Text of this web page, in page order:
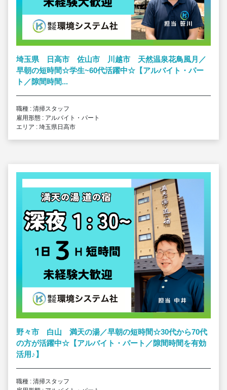
埼玉県 日高市 佐山市 川越市 天然温泉花鳥風月／
早朝の短時間☆学生~60代活躍中☆【アルバイト・パー
ト／隙間時間...
職種 : 清掃スタッフ
雇用形態 : アルバイト・パート
エリア : 埼玉県日高市
野々市 白山 満天の湯／早朝の短時間☆30代から70代
の方が活躍中☆【アルバイト・パート／隙間時間を有効
活用♪ 】
職種 : 清掃スタッフ